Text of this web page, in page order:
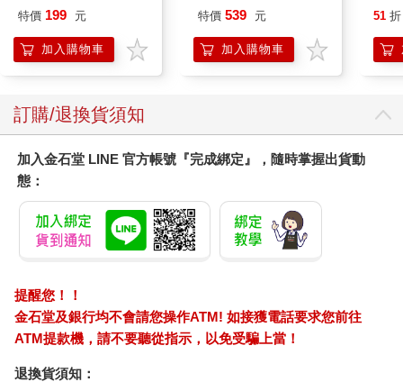
特價 199 元
加入購物車
IMCMB01LB
特價 539 元
加入購物車
51 折
訂購/退換貨須知
加入金石堂 LINE 官方帳號『完成綁定』，隨時掌握出貨動
態：
提醒您！！
金石堂及銀行均不會請您操作ATM! 如接獲電話要求您前往
ATM提款機，請不要聽從指示，以免受騙上當！
退換貨須知：